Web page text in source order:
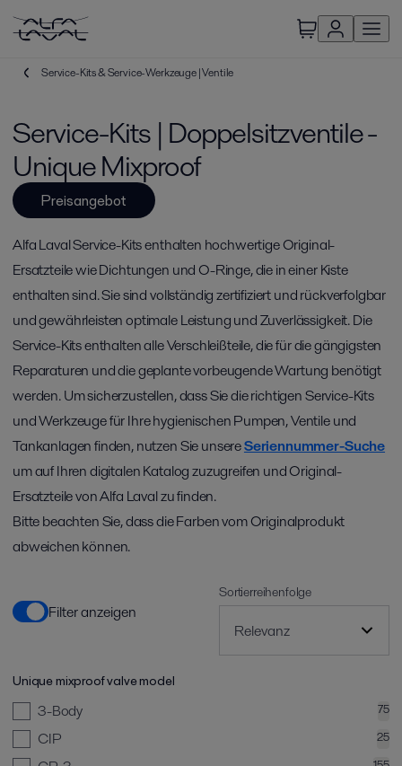
Service-Kits & Service-Werkzeuge | Ventile
Service-Kits | Doppelsitzventile -
Unique Mixproof
Preisangebot
Alfa Laval Service-Kits enthalten hochwertige Original-
Ersatzteile wie Dichtungen und O-Ringe, die in einer Kiste
enthalten sind. Sie sind vollständig zertifiziert und rückverfolgbar
und gewährleisten optimale Leistung und Zuverlässigkeit. Die
Service-Kits enthalten alle Verschleißteile, die für die gängigsten
Reparaturen und die geplante vorbeugende Wartung benötigt
werden. Um sicherzustellen, dass Sie die richtigen Service-Kits
und Werkzeuge für Ihre hygienischen Pumpen, Ventile und
Tankanlagen finden, nutzen Sie unsereSeriennummer-Suche
um auf Ihren digitalen Katalog zuzugreifen und Original-
Ersatzteile von Alfa Laval zu finden.
Bitte beachten Sie, dass die Farben vom Originalprodukt
abweichen können.
Filter anzeigen
Sortierreihenfolge
Unique mixproof valve model
3-Body 75
CIP 25